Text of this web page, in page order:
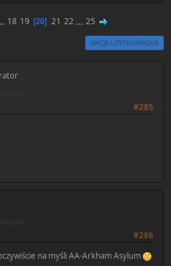
18 19 20 21 22 ... 25
AKCJE UŻYTKOWNIKA
#285
#286
na myśli AA-Arkham Asylum